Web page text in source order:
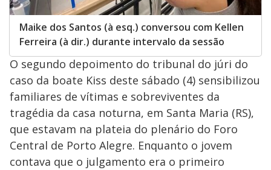
Maike dos Santos (à esq.) conversou com Kellen
Ferreira (à dir.) durante intervalo da sessão
O segundo depoimento do tribunal do júri do
caso da boate Kiss deste sábado (4) sensibilizou
familiares de vítimas e sobreviventes da
tragédia da casa noturna, em Santa Maria (RS),
que estavam na plateia do plenário do Foro
Central de Porto Alegre. Enquanto o jovem
contava que o julgamento era o primeiro